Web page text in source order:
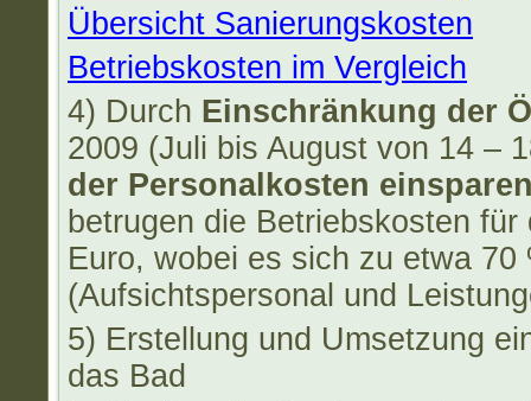
Übersicht Sanierungskosten
Betriebskosten im Vergleich
4) Durch Einschränkung der
2009 (Juli bis August von 14 –
der Personalkosten
betrugen die Betriebskosten
Euro, wobei es sich zu etwa 70
(Aufsichtspersonal und
5) Erstellung und Umsetzung
das Bad